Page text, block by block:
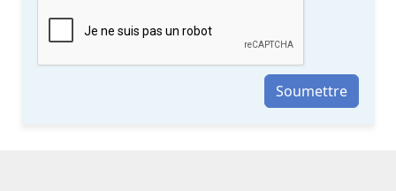
Soumettre